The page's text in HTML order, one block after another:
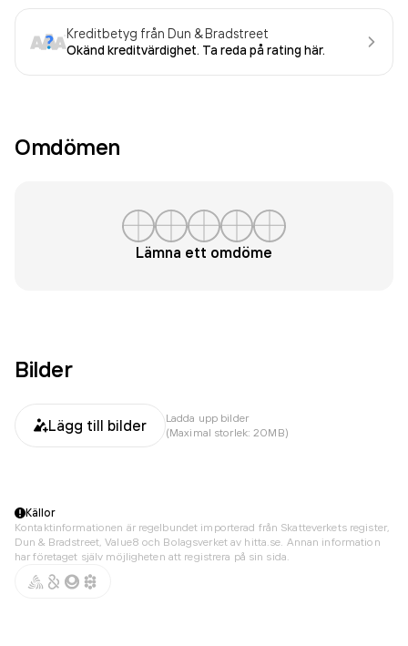
Kreditbetyg från Dun & Bradstreet
Okänd kreditvärdighet. Ta reda på rating här.
Omdömen
Lämna ett omdöme
Bilder
Lägg till bilder
Ladda upp bilder
(Maximal storlek: 20MB)
Källor
Kontaktinformationen är regelbundet importerad från Skatteverkets register,
Dun & Bradstreet, Value8 och Bolagsverket av hitta.se. Annan information
har företaget själv möjligheten att registrera på sin sida.